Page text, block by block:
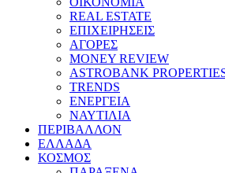
REAL ESTATE
ΕΠΙΧΕΙΡΗΣΕΙΣ
ΑΓΟΡΕΣ
MONEY REVIEW
ASTROBANK
TRENDS
ΕΝΕΡΓΕΙΑ
ΝΑΥΤΙΛΙΑ
ΠΕΡΙΒΑΛΛΟΝ
ΕΛΛΑΔΑ
ΚΟΣΜΟΣ